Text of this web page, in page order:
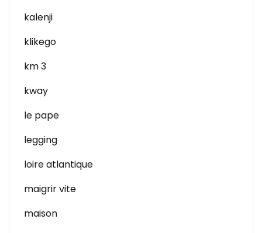
kalenji
klikego
km 3
kway
le pape
legging
loire atlantique
maigrir vite
maison